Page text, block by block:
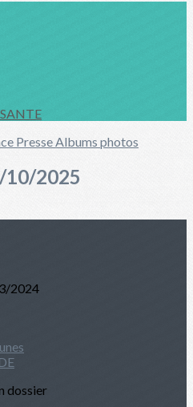
PresseAlbums photos
10/2025
2024
dossier